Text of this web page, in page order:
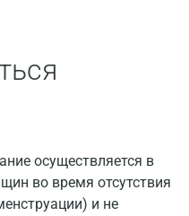
осуществляется в
во время отсутствия
и не